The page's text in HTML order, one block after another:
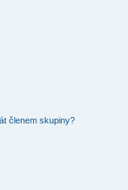
členem skupiny?